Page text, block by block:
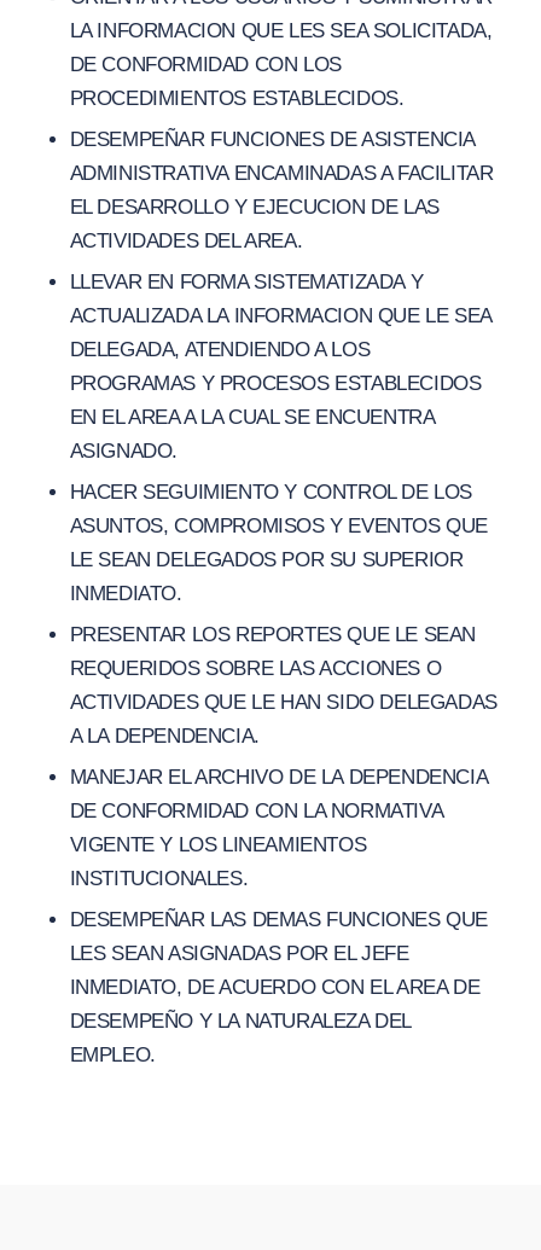
LA INFORMACION QUE LES SEA SOLICITADA,
DE CONFORMIDAD CON LOS
PROCEDIMIENTOS ESTABLECIDOS.
DESEMPEÑAR FUNCIONES DE ASISTENCIA
ADMINISTRATIVA ENCAMINADAS A FACILITAR
EL DESARROLLO Y EJECUCION DE LAS
ACTIVIDADES DEL AREA.
LLEVAR EN FORMA SISTEMATIZADA Y
ACTUALIZADA LA INFORMACION QUE LE SEA
DELEGADA, ATENDIENDO A LOS
PROGRAMAS Y PROCESOS ESTABLECIDOS
EN EL AREA A LA CUAL SE ENCUENTRA
ASIGNADO.
HACER SEGUIMIENTO Y CONTROL DE LOS
ASUNTOS, COMPROMISOS Y EVENTOS QUE
LE SEAN DELEGADOS POR SU SUPERIOR
INMEDIATO.
PRESENTAR LOS REPORTES QUE LE SEAN
REQUERIDOS SOBRE LAS ACCIONES O
ACTIVIDADES QUE LE HAN SIDO DELEGADAS
A LA DEPENDENCIA.
MANEJAR EL ARCHIVO DE LA DEPENDENCIA
DE CONFORMIDAD CON LA NORMATIVA
VIGENTE Y LOS LINEAMIENTOS
INSTITUCIONALES.
DESEMPEÑAR LAS DEMAS FUNCIONES QUE
LES SEAN ASIGNADAS POR EL JEFE
INMEDIATO, DE ACUERDO CON EL AREA DE
DESEMPEÑO Y LA NATURALEZA DEL
EMPLEO.